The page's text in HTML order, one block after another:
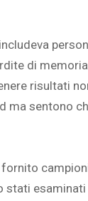
di
risultati
ma sentono
stati